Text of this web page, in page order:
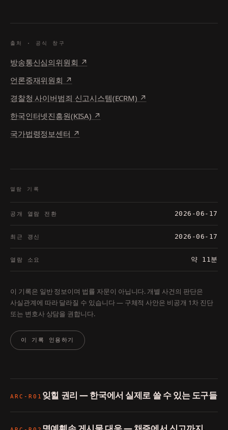
출처 · 공식 창구
방송통신심의위원회 ↗
언론중재위원회 ↗
경찰청 사이버범죄 신고시스템(ECRM) ↗
한국인터넷진흥원(KISA) ↗
국가법령정보센터 ↗
열람 기록
공개 열람 전환 2026-06-17
최근 갱신 2026-06-17
열람 소요 약 11분
이 기록은 일반 정보이며 법률 자문이 아닙니다. 개별 사건의 판단은
사실관계에 따라 달라질 수 있습니다 — 구체적 사안은 비공개 1차 진단
또는 변호사 상담을 권합니다.
이 기록 인용하기
ARC-R01 잊힐 권리 — 한국에서 실제로 쓸 수 있는 도구들